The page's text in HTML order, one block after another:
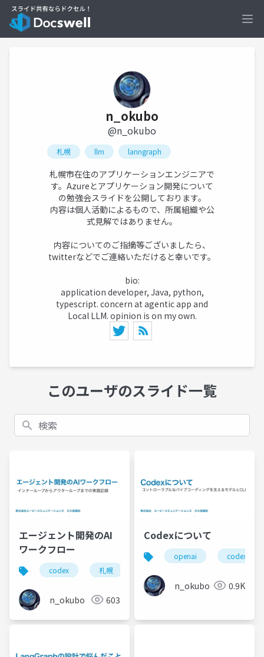
n_okubo
@n_okubo
札幌 llm lanngraph
札幌市在住のアプリケーションエンジニアで
す。Azureとアプリケーション開発について
の勉強会スライドを公開しております。
内容は個人活動によるもので、所属組織や公
式見解ではありません。
内容についてのご指摘等ございましたら、
twitterなどでご連絡いただけると幸いです。
bio:
application developer, Java, python,
typescript. concern at agentic app and
Local LLM. opinion is on my own.
このユーザのスライド一覧
検索
エージェント開発のAI
ワークフロー
codex 札幌
n_okubo 603
Codexについて
openai codex
n_okubo 0.9K